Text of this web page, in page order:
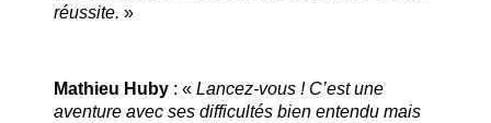
réussite. »
Mathieu Huby: « Lancez-vous ! C’est une
aventure avec ses difficultés bien entendu mais